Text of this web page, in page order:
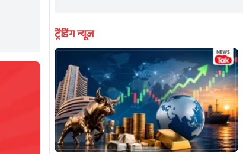
ट्रेंडिंग न्यूज़